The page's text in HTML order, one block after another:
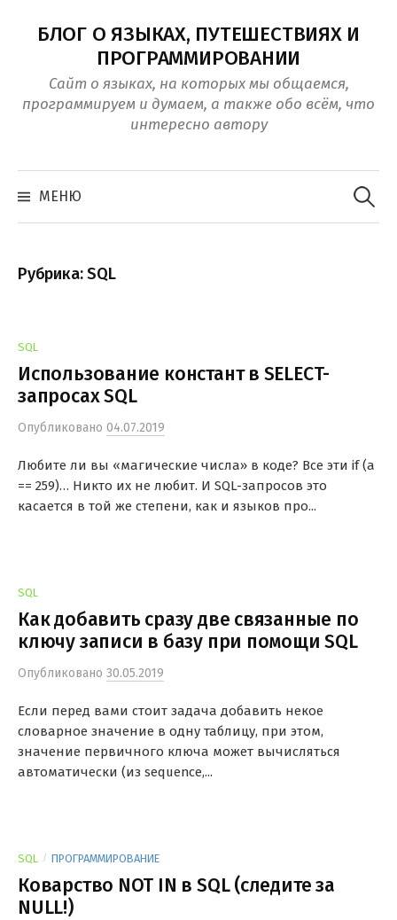
БЛОГ О ЯЗЫКАХ, ПУТЕШЕСТВИЯХ И
ПРОГРАММИРОВАНИИ
Сайт о языках, на которых мы общаемся,
программируем и думаем, а также обо всём, что
интересно автору
МЕНЮ
Найти:
Рубрика:SQL
SQL
Использование констант в SELECT-
запросах SQL
Опубликовано 04.07.2019
Любите ли вы «магические числа» в коде? Все эти if (a
== 259)… Никто их не любит. И SQL-запросов это
касается в той же степени, как и языков про...
SQL
Как добавить сразу две связанные по
ключу записи в базу при помощи SQL
Опубликовано 30.05.2019
Если перед вами стоит задача добавить некое
словарное значение в одну таблицу, при этом,
значение первичного ключа может вычисляться
автоматически (из sequence,...
SQL / ПРОГРАММИРОВАНИЕ
Коварство NOT IN в SQL (следите за
NULL!)